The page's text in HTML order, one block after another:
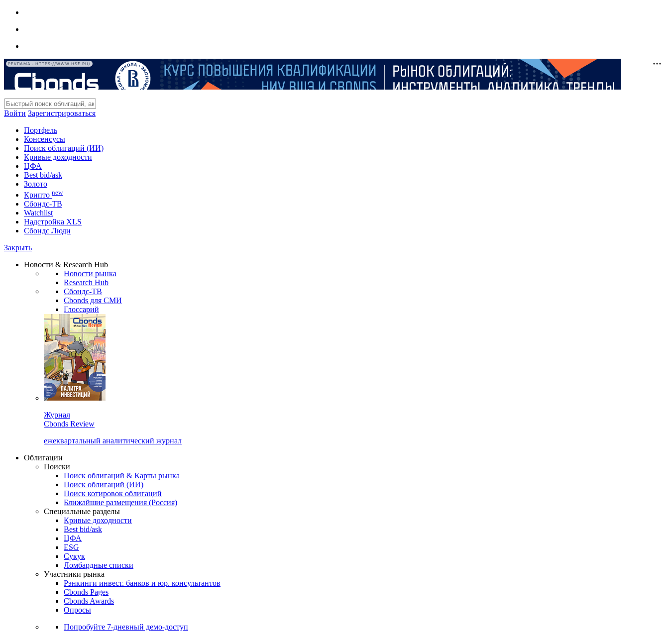
РЕКЛАМА • HTTPS://WWW.HSE.RU/
Войти Зарегистрироваться
Портфель
Консенсусы
Поиск облигаций (ИИ)
Кривые доходности
ЦФА
Best bid/ask
Золото
Крипто new
Сбондс-ТВ
Watchlist
Надстройка XLS
Сбондс Люди
Закрыть
Новости & Research Hub
Новости рынка
Research Hub
Сбондс-ТВ
Cbonds для СМИ
Глоссарий
Журнал
Cbonds Review
ежеквартальный аналитический журнал
Облигации
Поиски
Поиск облигаций & Карты рынка
Поиск облигаций (ИИ)
Поиск котировок облигаций
Ближайшие размещения (Россия)
Специальные разделы
Кривые доходности
Best bid/ask
ЦФА
ESG
Сукук
Ломбардные списки
Участники рынка
Рэнкинги инвест. банков и юр. консультантов
Cbonds Pages
Cbonds Awards
Опросы
Попробуйте 7-дневный демо-доступ